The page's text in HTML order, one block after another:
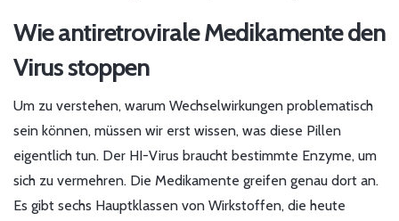
Wie antiretrovirale Medikamente den
Virus stoppen
Um zu verstehen, warum Wechselwirkungen problematisch
sein können, müssen wir erst wissen, was diese Pillen
eigentlich tun. Der HI-Virus braucht bestimmte Enzyme, um
sich zu vermehren. Die Medikamente greifen genau dort an.
Es gibt sechs Hauptklassen von Wirkstoffen, die heute